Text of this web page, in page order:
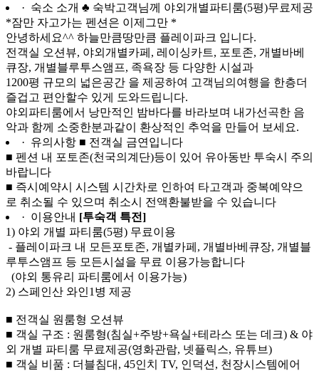
· 숙소 소개 ♣ 숙박고객님께 야외개별파티룸(5평)무료제공
*잠만 자고가는 펜션은 이제그만 *
안녕하세요^^ 하늘만큼땅만큼 플레이파크 입니다.
전객실 오션뷰, 야외개별카페, 레이싱카트, 포토존, 개별바베
큐장, 개별블루투스앰프, 족욕장 등 다양한 시설과
1200평 규모의 넓은공간 을 제공하여 고객님의여행을 한층더
즐겁고 편안할수 있게 도와드립니다.
야외파티룸에서 낭만적인 밤바다를 바라보며 내가선곡한 음
악과 함께 소중한분과같이 환상적인 추억을 만들어 보세요.
· 유의사항 ■ 전객실 금연입니다
■ 펜션 내 포토존(천국의계단)등이 있어 유아동반 투숙시 주의
바랍니다
■ 즉시예약시 시스템 시간차로 인하여 타고객과 중복예약으
로 취소될 수 있으며 취소시 전액환불받을 수 있습니다
· 이용안내 [투숙객 특전]
1) 야외 개별 파티룸(5평) 무료이용
- 플레이파크 내 모든포토존, 개별카페, 개별바베큐장, 개별블
루투스앰프 등 모든시설을 무료 이용가능합니다
(야외 통유리 파티룸에서 이용가능)
2) 스페인산 와인1병 제공
■ 전객실 원룸형 오션뷰
■ 객실 구조 : 원룸형(침실+주방+욕실+테라스 또는 데크) & 야
외 개별 파티룸 무료제공(영화관람, 넷플릭스, 유튜브)
■ 객실 비품 : 더블침대, 45인치 TV, 인덕션, 천장시스템에어